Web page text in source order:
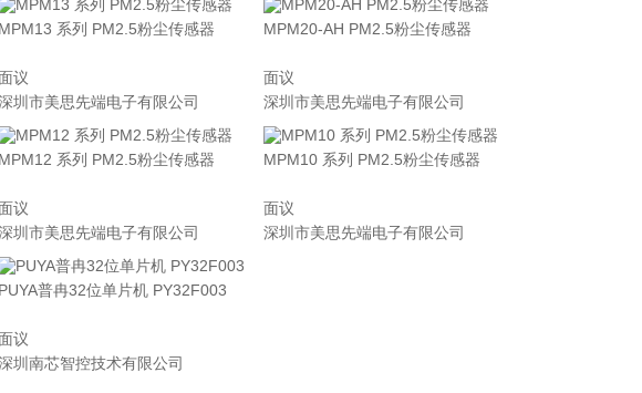
MPM13 系列 PM2.5粉尘传感器
议
圳市美思先端电子有限公司
MPM20-AH PM2.5粉尘传感器
面议
深圳市美思先端电子有限公司
MPM12 系列 PM2.5粉尘传感器
议
圳市美思先端电子有限公司
MPM10 系列 PM2.5粉尘传感器
面议
深圳市美思先端电子有限公司
PUYA普冉32位单片机 PY32F003
议
圳南芯智控技术有限公司